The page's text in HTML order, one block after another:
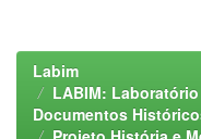
Labim
LABIM:
Documentos